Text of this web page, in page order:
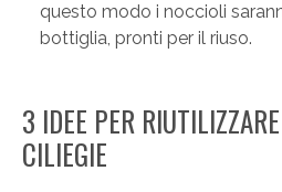
questo modo i noccioli
bottiglia, pronti per il riuso.
3 IDEE PER
CILIEGIE